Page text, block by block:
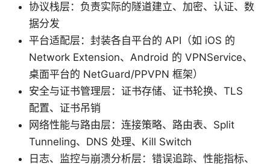
协议栈层：负责实际的隧道建立、加密、认证、数
据分发
平台适配层：封装各自平台的 API（如 iOS 的
Network Extension、Android 的 VPNService、
桌面平台的 NetGuard/PPVPN 框架）
安全与证书管理层：证书存储、证书轮换、TLS
配置、证书吊销
网络性能与路由层：连接策略、路由表、Split
Tunneling、DNS 处理、Kill Switch
日志、监控与崩溃分析层：错误追踪、性能指标、